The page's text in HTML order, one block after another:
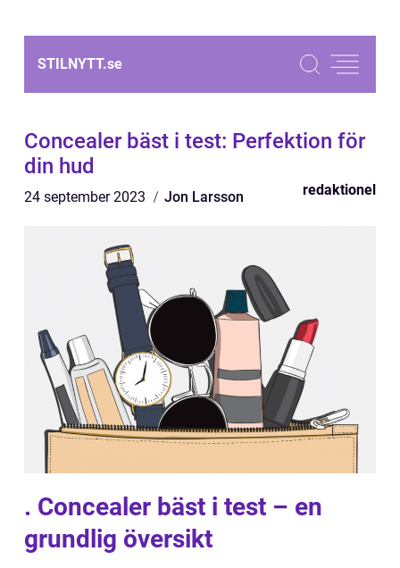
STILNYTT.se
Concealer bäst i test: Perfektion för
din hud
24 september 2023 Jon Larsson redaktionel
. Concealer bäst i test – en
grundlig översikt